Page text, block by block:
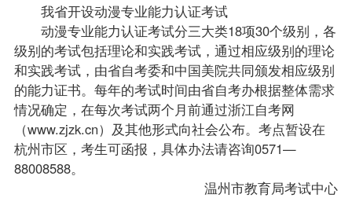
我省开设动漫专业能力认证考试
动漫专业能力认证考试分三大类18项30个级别，各
级别的考试包括理论和实践考试，通过相应级别的理论
和实践考试，由省自考委和中国美院共同颁发相应级别
的能力证书。每年的考试时间由省自考办根据整体需求
情况确定，在每次考试两个月前通过浙江自考网
（www.zjzk.cn）及其他形式向社会公布。考点暂设在
杭州市区，考生可函报，具体办法请咨询0571—
88008588。
温州市教育局考试中心